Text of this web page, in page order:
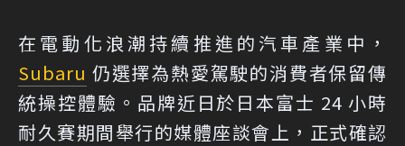
在電動化浪潮持續推進的汽車產業中，
Subaru 仍選擇為熱愛駕駛的消費者保留傳
統操控體驗。品牌近日於日本富士 24 小時
耐久賽期間舉行的媒體座談會上，正式確認